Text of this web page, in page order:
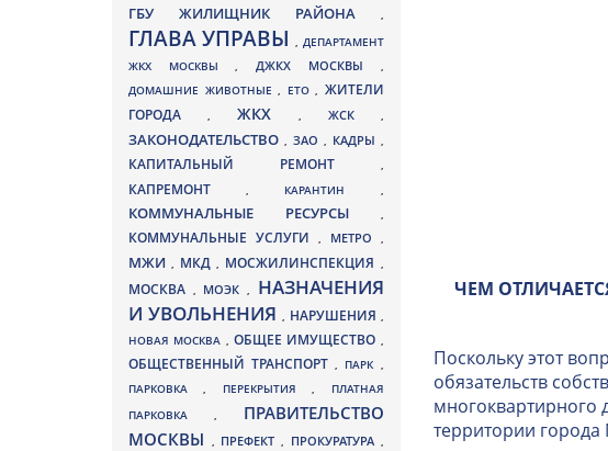
ЧЕМ
Поскольку этот
обязательств
многоквартирного
территории
ГБУ ЖИЛИЩНИК РАЙОНА ,
ГЛАВА УПРАВЫ, ДЕПАРТАМЕНТ
ЖКХ МОСКВЫ,ДЖКХ МОСКВЫ ,
ДОМАШНИЕ ЖИВОТНЫЕ , ЕТО , ЖИТЕЛИ
ГОРОДА
, ЖКХ , ЖСК ,
ЗАКОНОДАТЕЛЬСТВО , ЗАО , КАДРЫ ,
КАПИТАЛЬНЫЙ РЕМОНТ ,
КАПРЕМОНТ , КАРАНТИН ,
КОММУНАЛЬНЫЕ РЕСУРСЫ ,
КОММУНАЛЬНЫЕ УСЛУГИ , МЕТРО ,
МЖИ, МКД , МОСЖИЛИНСПЕКЦИЯ ,
МОСКВА , МОЭК ,
НАЗНАЧЕНИЯ
И УВОЛЬНЕНИЯ , НАРУШЕНИЯ ,
НОВАЯ МОСКВА , ОБЩЕЕ ИМУЩЕСТВО ,
ОБЩЕСТВЕННЫЙ ТРАНСПОРТ, ПАРК ,
ПАРКОВКА, ПЕРЕКРЫТИЯ,
ПЛАТНАЯ
ПАРКОВКА ,
ПРАВИТЕЛЬСТВО
МОСКВЫ , ПРЕФЕКТ, ПРОКУРАТУРА ,